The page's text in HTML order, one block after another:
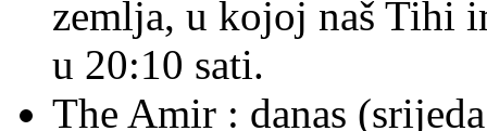
zemlja, u kojoj naš Tihi
u 20:10 sati.
The Amir : danas